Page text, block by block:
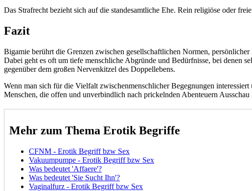
Das Strafrecht bezieht sich auf die standesamtliche Ehe. Rein religiöse oder
Fazit
Bigamie berührt die Grenzen zwischen gesellschaftlichen Normen,
Dabei geht es oft um tiefe menschliche Abgründe und Bedürfnisse, bei denen
gegenüber dem großen Nervenkitzel des Doppellebens.
Wenn man sich für die Vielfalt zwischenmenschlicher Begegnungen
Menschen, die offen und unverbindlich nach prickelnden Abenteuern
Mehr zum Thema Erotik Begriffe
CFNM - Erotik Begriff bzw Sex
Vakuumpumpe - Erotik Begriff bzw Sex
Was bedeutet 'Affaere'?
Was bedeutet 'Sie Sucht Ihn'?
Vaginalfurz - Erotik Begriff bzw Sex